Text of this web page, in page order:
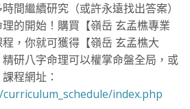
間繼續研究（或許永遠找出答案）
的開始！購買【嶺岳 玄孟樵專業
，你就可獲得【嶺岳 玄孟樵大
研八字命理可以權掌命盤全局，或
程網址：
index.php